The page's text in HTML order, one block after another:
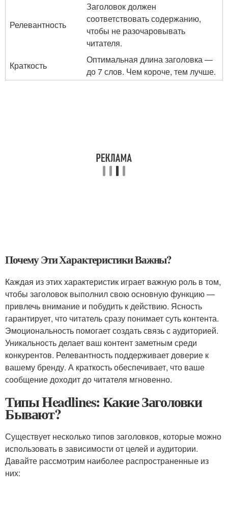
Релевантность
Заголовок должен
соответствовать содержанию,
чтобы не разочаровывать
читателя.
Краткость
Оптимальная длина заголовка —
до 7 слов. Чем короче, тем лучше.
Почему Эти Характеристики Важны?
Каждая из этих характеристик играет важную роль в том,
чтобы заголовок выполнил свою основную функцию —
привлечь внимание и побудить к действию. Ясность
гарантирует, что читатель сразу понимает суть контента.
Эмоциональность помогает создать связь с аудиторией.
Уникальность делает ваш контент заметным среди
конкурентов. Релевантность поддерживает доверие к
вашему бренду. А краткость обеспечивает, что ваше
сообщение доходит до читателя мгновенно.
Типы Headlines: Какие Заголовки
Бывают?
Существует несколько типов заголовков, которые можно
использовать в зависимости от целей и аудитории.
Давайте рассмотрим наиболее распространенные из
них: